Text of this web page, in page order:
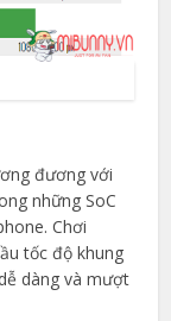
đương với
những SoC
Chơi
tốc độ khung
dàng và mượt